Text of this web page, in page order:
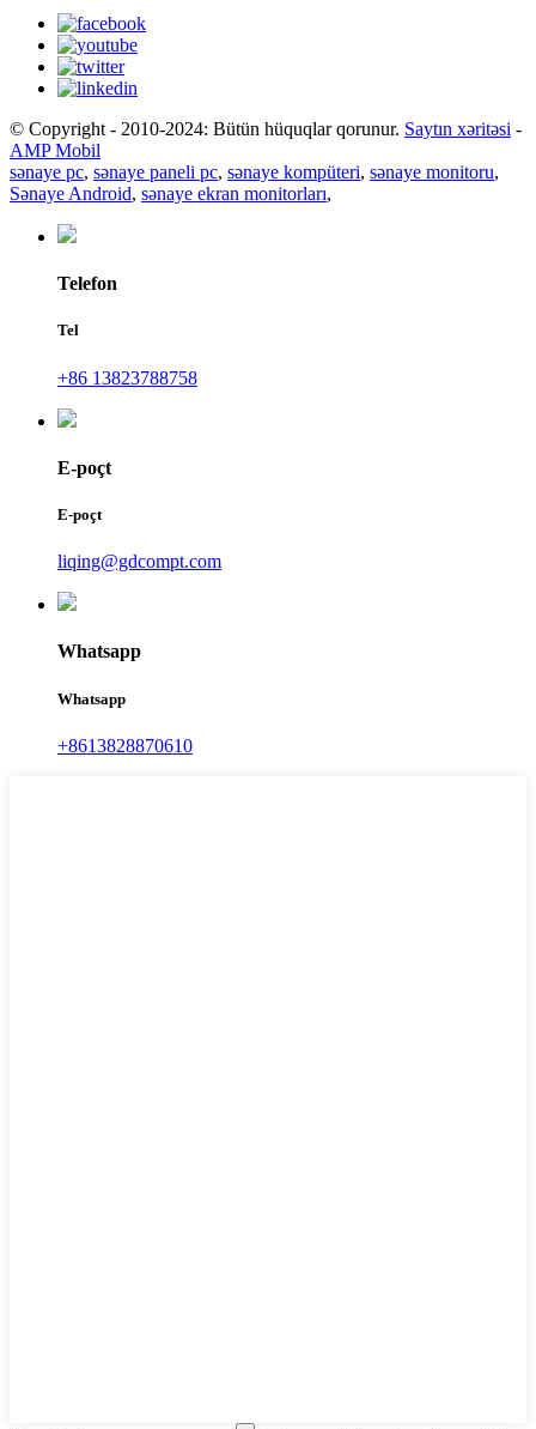
© Copyright - 2010-2024: Bütün hüquqlar qorunur. Saytın xəritəsi -
AMP Mobil
sənaye pc, sənaye paneli pc, sənaye kompüteri, sənaye monitoru,
Sənaye Android, sənaye ekran monitorları,
Telefon
Tel
+86 13823788758
E-poçt
E-poçt
liqing@gdcompt.com
Whatsapp
Whatsapp
+8613828870610